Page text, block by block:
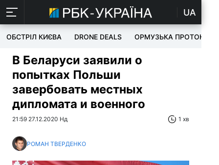
UA
ОБСТРІЛ КИЄВА DRONE DEALS ОРМУЗЬКА ПРОТОКА
В Беларуси заявили о
попытках Польши
завербовать местных
дипломата и военного
21:59 27.12.2020 Нд 1 хв
РОМАН ТВЕРДЕНКО